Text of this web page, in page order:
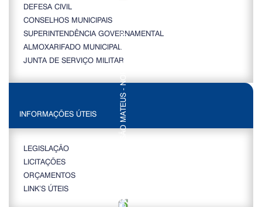
DEFESA CIVIL
CONSELHOS MUNICIPAIS
SUPERINTENDÊNCIA GOVERNAMENTAL
ALMOXARIFADO MUNICIPAL
JUNTA DE SERVIÇO MILITAR
INFORMAÇÕES ÚTEIS
LEGISLAÇÃO
LICITAÇÕES
ORÇAMENTOS
LINK’S ÚTEIS